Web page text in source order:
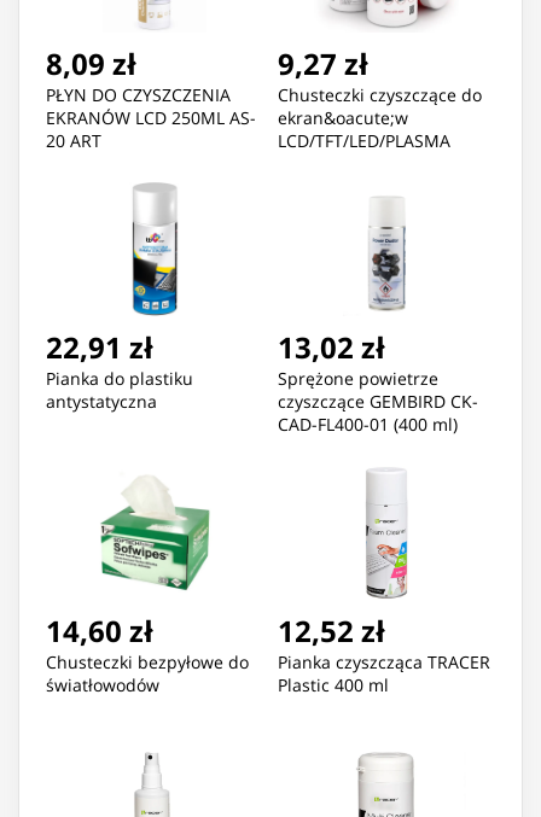
8,09 zł
PŁYN DO CZYSZCZENIA
EKRANÓW LCD 250ML AS-
20 ART
9,27 zł
Chusteczki czyszczące do
ekran&oacute;w
LCD/TFT/LED/PLASMA
22,91 zł
Pianka do plastiku
antystatyczna
13,02 zł
Sprężone powietrze
czyszczące GEMBIRD CK-
CAD-FL400-01 (400 ml)
14,60 zł
Chusteczki bezpyłowe do
światłowodów
12,52 zł
Pianka czyszcząca TRACER
Plastic 400 ml